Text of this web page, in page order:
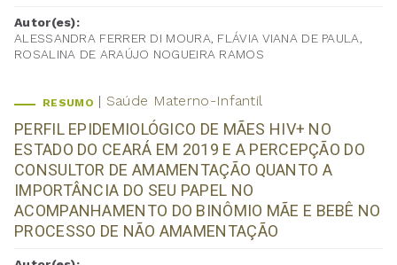
Autor(es):
ALESSANDRA FERRER DI MOURA, FLÁVIA VIANA DE PAULA,
ROSALINA DE ARAÚJO NOGUEIRA RAMOS
RESUMO Saúde Materno-Infantil
PERFIL EPIDEMIOLÓGICO DE MÃES HIV+ NO
ESTADO DO CEARÁ EM 2019 E A PERCEPÇÃO DO
CONSULTOR DE AMAMENTAÇÃO QUANTO A
IMPORTÂNCIA DO SEU PAPEL NO
ACOMPANHAMENTO DO BINÔMIO MÃE E BEBÊ NO
PROCESSO DE NÃO AMAMENTAÇÃO